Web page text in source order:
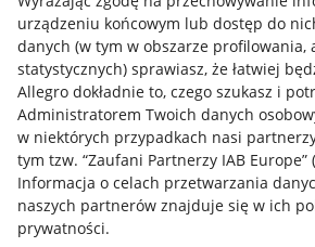
urządzeniu końcowym lub dostęp do
danych (w tym w obszarze profilowania,
statystycznych) sprawiasz, że łatwiej
Allegro dokładnie to, czego szukasz i
Administratorem Twoich danych
w niektórych przypadkach nasi
tym tzw. “Zaufani Partnerzy IAB Europe” (
Informacja o celach przetwarzania
naszych partnerów znajduje się w ich
prywatności.
Przydatne informacje
Jak to działa